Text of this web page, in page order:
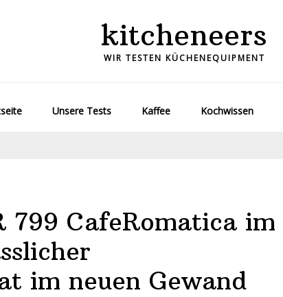
kitcheneers
WIR TESTEN KÜCHENEQUIPMENT
Unsere Tests Kaffee Kochwissen
799 CafeRomatica im
im neuen Gewand